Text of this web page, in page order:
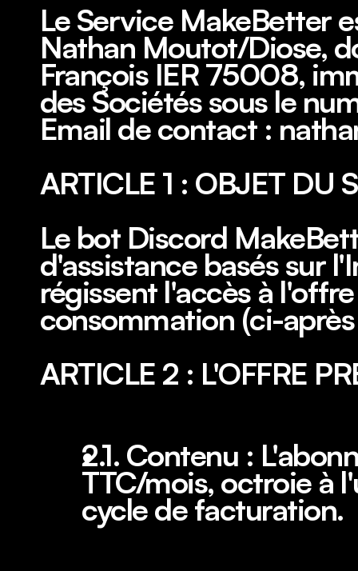
Le Service MakeBetter
Nathan Moutot/Diose,
François IER 75008,
des Sociétés sous le
Email de contact :
ARTICLE 1 : OBJET DU
Le bot Discord
d'assistance basés sur
régissent l'accès à
consommation (ci-
ARTICLE 2 : L'OFFRE
2.1. Contenu :
TTC/mois, octroie à
cycle de facturation.